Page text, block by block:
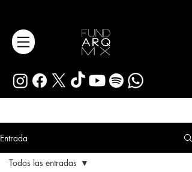
Entrada
Todas las entradas